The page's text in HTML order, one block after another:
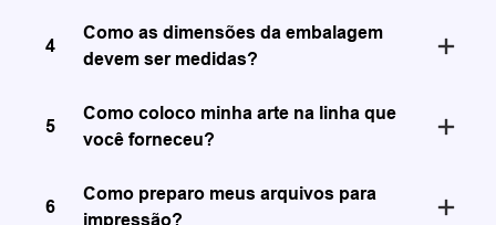
4
Como as dimensões da embalagem
devem ser medidas?
5
Como coloco minha arte na linha que
você forneceu?
6
Como preparo meus arquivos para
impressão?